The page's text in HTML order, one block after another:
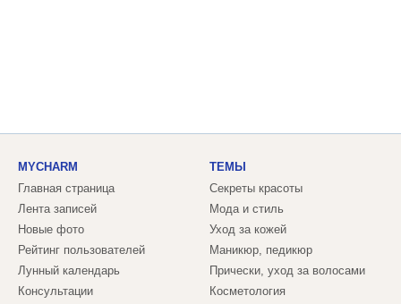
MYCHARM
Главная страница
Лента записей
Новые фото
Рейтинг пользователей
Лунный календарь
Консультации
ТЕМЫ
Секреты красоты
Мода и стиль
Уход за кожей
Маникюр, педикюр
Прически, уход за волосами
Косметология